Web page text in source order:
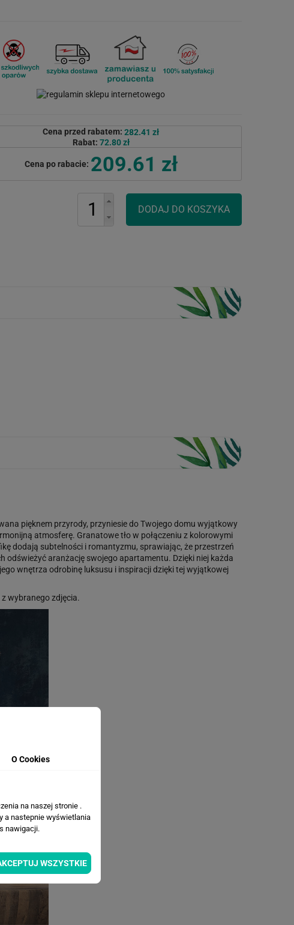
Cena przed rabatem: 282.41 zł
Rabat: 72.80 zł
Cena po rabacie: 209.61 zł
pięknem przyrody, przyniesie do Twojego domu wyjątkowy
atmosferę. Granatowe tło w połączeniu z kolorowymi
dodają subtelności i romantyzmu, sprawiając, że przestrzeń
aranżację swojego apartamentu. Dzięki niej każda
wnętrza odrobinę luksusu i inspiracji dzięki tej wyjątkowej
wybranego zdjęcia.
O Cookies
na naszej stronie .
a nastepnie wyświetlania
nawigacji.
WSZYSTKIE